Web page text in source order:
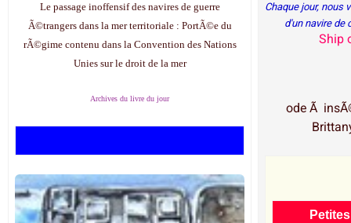
Le passage inoffensif des navires de guerre
Ã©trangers dans la mer territoriale : PortÃ©e du
rÃ©gime contenu dans la Convention des Nations
Unies sur le droit de la mer
Archives du livre du jour
Chaque jour, nous
d'un navire de
Ship
ode Ã